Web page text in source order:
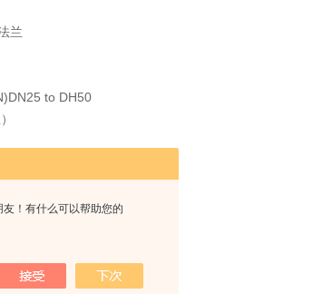
！有什么可以帮助您的
兰
to DH50